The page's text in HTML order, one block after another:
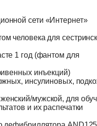
сети «Интернет»
человека для
1 год (фантом для
инъекций)
инсулиновых,
мужской, для
и их распечатки